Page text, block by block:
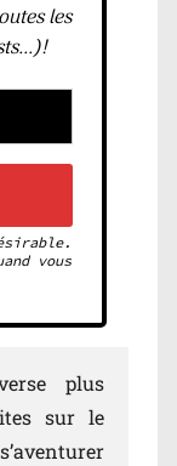
les
vous
plus
sur le